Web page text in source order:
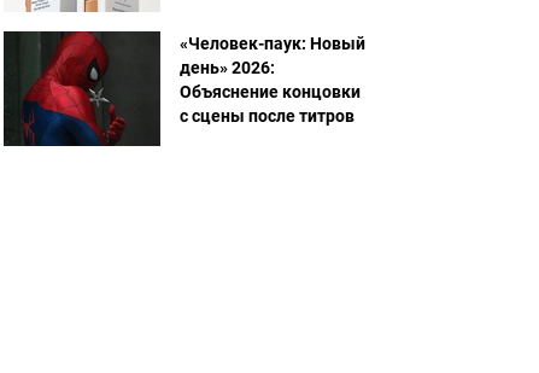
«Человек-паук: Новый
день» 2026:
Объяснение концовки
с сцены после титров